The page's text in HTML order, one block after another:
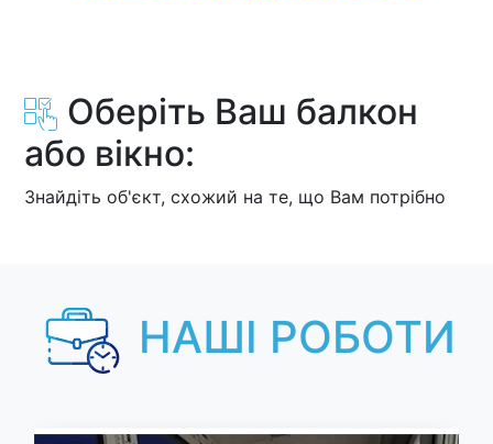
Оберіть Ваш балкон
або вікно:
Знайдіть об'єкт, схожий на те, що Вам потрібно
НАШІ РОБОТИ